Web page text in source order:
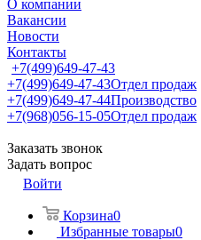
О компании
Вакансии
Новости
Контакты
+7(499)649-47-43
+7(499)649-47-43Отдел продаж
+7(499)649-47-44Производство
+7(968)056-15-05Отдел продаж
Заказать звонок
Задать вопрос
Войти
Корзина0
Избранные товары0